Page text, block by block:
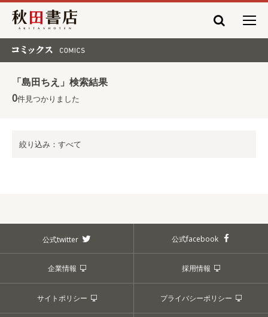
秋田書店
「島田ちえ」検索結果
0件見つかりました
絞り込み：すべて
公式twitter 公式facebook
企業情報 採用情報
サイトポリシー プライバシーポリシー